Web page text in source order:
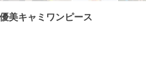
美キャミワンピース